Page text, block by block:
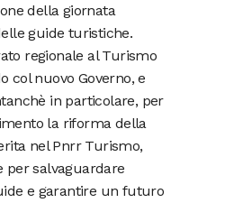
della giornata
guide turistiche.
regionale al Turismo
col nuovo Governo, e
in particolare, per
la riforma della
nel Pnrr Turismo,
per salvaguardare
e garantire un futuro